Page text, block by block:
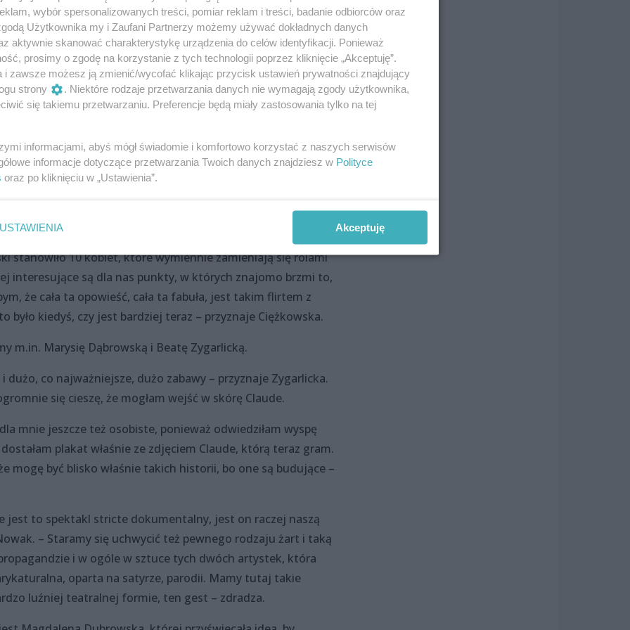
we dwie, nie mówiąc o tym nikomu przez niemal całą
dosyć nieznana w polskim kontekście. Mowa tu o
w zasadzie przez całe życie, osadzona te 100 lat temu.
dość zbliżony do naszego aktualnego, więc tym
się trochę przeglądać, trochę wyciągać wnioski i
– dodaje Julka Nowak odpowiedzialna za tekst.
aktorek
opowiedzą w niecodzienny sposób.
stanowiło 10 kobiet, które wymiennie zamieniają się rolami
interesujące są dla nas punkty, w których znajomo brzmi to,
że cała ta opowieść, cała ta fabuła, jest takim flirtem z
było kiedyś, czy jest bardziej teraz – przyznaje Ciężkowska.
m.in. Marysię Dąbrowską i Beatę Zygarlicką.
co najważniejsze, dużo zabawy – przyznaje Zygarlicka.
się cieszę, że mogłam wejść w skórę Claude.
mnie jeszcze też osobiste, ponieważ odwiedziłam wyspę
plakat właśnie ze zdjęciem Claude, którą teraz gram.
mogę być blisko właśnie takich historii, bo one są budujące –
jest to spektakl stricte dokumentalny, jest on raczej naszą
– Staramy się uchwycić też pewnego rodzaju żart i taką
i w ogóle w sztuce tych dwóch artystek, która
oparta na satyrze, parodii. Mamy tutaj takie
luźniej teatralnej formie, ten gest – zdradza.
wybór spersonalizowanych treści, pomiar reklam i treści, badanie odbiorców oraz
Użytkownika my i Zaufani Partnerzy możemy używać dokładnych danych
aktywnie skanować charakterystykę urządzenia do celów identyfikacji. Ponieważ
prosimy o zgodę na korzystanie z tych technologii poprzez kliknięcie „Akceptuję”.
i zawsze możesz ją zmienić/wycofać klikając przycisk ustawień prywatności znajdujący
strony
. Niektóre rodzaje przetwarzania danych nie wymagają zgody użytkownika,
się takiemu przetwarzaniu. Preferencje będą miały zastosowania tylko na tej
informacjami, abyś mógł świadomie i komfortowo korzystać z naszych serwisów
informacje dotyczące przetwarzania Twoich danych znajdziesz w Polityce
oraz po kliknięciu w „Ustawienia”.
USTAWIENIA Akceptuję